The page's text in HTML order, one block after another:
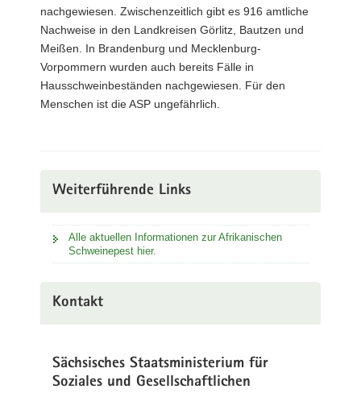
nachgewiesen. Zwischenzeitlich gibt es 916 amtliche
Nachweise in den Landkreisen Görlitz, Bautzen und
Meißen. In Brandenburg und Mecklenburg-
Vorpommern wurden auch bereits Fälle in
Hausschweinbeständen nachgewiesen. Für den
Menschen ist die ASP ungefährlich.
Weiterführende Links
Alle aktuellen Informationen zur Afrikanischen
Schweinepest hier.
Kontakt
Sächsisches Staatsministerium für
Soziales und Gesellschaftlichen